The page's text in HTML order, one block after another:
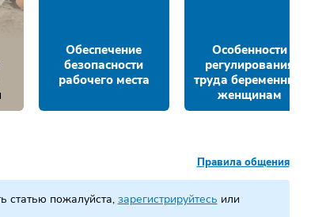
Обеспечение
безопасности
рабочего места
Особенности
регулирования
труда беременным
женщинам
Правила общения
статью пожалуйста, зарегистрируйтесь или